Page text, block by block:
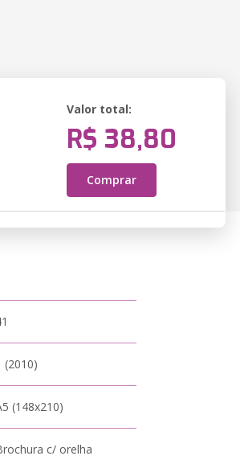
Valor total:
R$ 38,80
Comprar
(2010)
(148x210)
c/ orelha